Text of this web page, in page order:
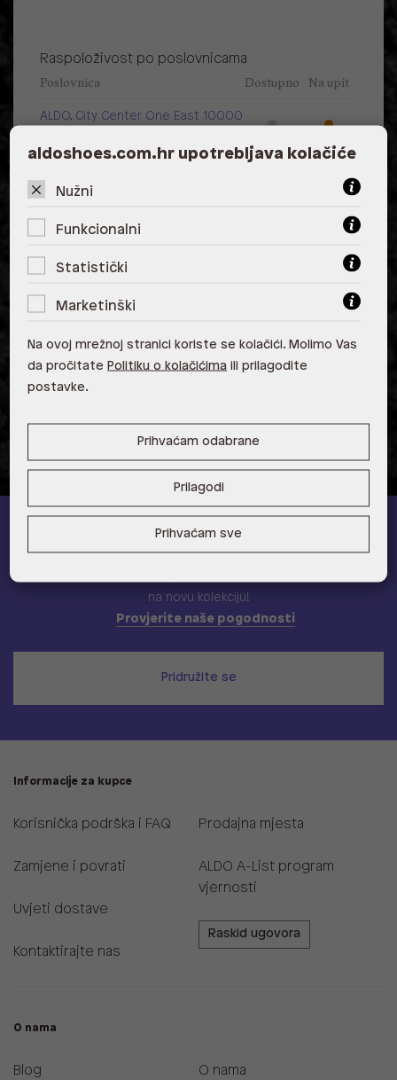
Raspoloživost po poslovnicama
Poslovnica Dostupno Na upit
ALDO, City Center One East 10000
10000 Zagreb
ALDO, Arena Centar 10020 Zagreb
ALDO, Mall of Split Split
ALDO, City Center One Split 21000
Split
ALDO, Tower Centar 51000 Rijeka
ALDO, Supernova Zadar Zadar
ALDO A-list
na novu kolekciju!
Provjerite naše pogodnosti
Pridružite se
Informacije za kupce
Korisnička podrška i FAQ
Zamjene i povrati
Uvjeti dostave
Kontaktirajte nas
Prodajna mjesta
ALDO A-List program
vjernosti
Raskid ugovora
O nama
Blog O nama
aldoshoes.com.hr upotrebljava kolačiće
Nužni
Funkcionalni
Statistički
Marketinški
Na ovoj mrežnoj stranici koriste se kolačići. Molimo Vas
da pročitate Politiku o kolačićima ili prilagodite
postavke.
Prihvaćam odabrane
Prilagodi
Prihvaćam sve